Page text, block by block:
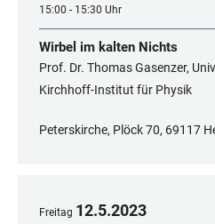
15:00 - 15:30 Uhr
Wirbel im kalten Nichts
Prof. Dr. Thomas Gasenzer,
Kirchhoff-Institut für Physik
Peterskirche, Plöck 70, 69117
Freitag 12.5.2023